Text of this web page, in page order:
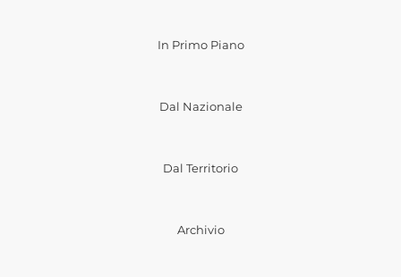
In Primo Piano
Dal Nazionale
Dal Territorio
Archivio